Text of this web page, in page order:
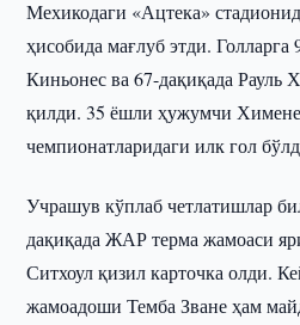
Мехикодаги «Ацтека»
ҳисобида мағлуб этди. Голларга
Киньонес ва 67-дақиқада Рауль
қилди. 35 ёшли ҳужумчи
чемпионатларидаги илк гол
Учрашув кўплаб четлатишлар
дақиқада ЖАР терма жамоаси
Ситхоул қизил карточка олди.
жамоадоши Темба Зване ҳам